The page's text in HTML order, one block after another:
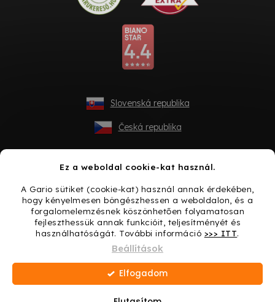
Ez a weboldal cookie-kat használ.
A Gario sütiket (cookie-kat) használ annak érdekében,
hogy kényelmesen böngészhessen a weboldalon, és a
forgalomelemzésnek köszönhetően folyamatosan
fejleszthessük annak funkcióit, teljesítményét és
használhatóságát. További információ >>> ITT.
Beállítások
Elfogadom
Slovenská republika
Česká republika
Shoptet készítette
Copyright 2026Gario.hu. Minden jog fenntartva.Süti
beállítások szerkesztése